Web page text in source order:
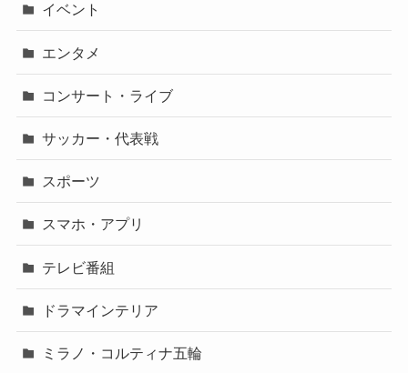
イベント
エンタメ
コンサート・ライブ
サッカー・代表戦
スポーツ
スマホ・アプリ
テレビ番組
ドラマインテリア
ミラノ・コルティナ五輪